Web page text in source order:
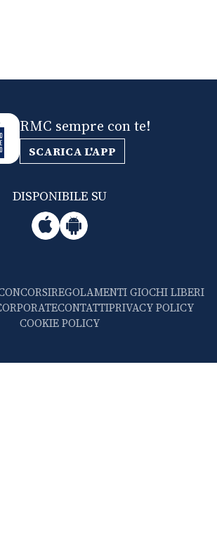
RMC sempre con te!
SCARICA L'APP
DISPONIBILE SU
REGOLAMENTI GIOCHI LIBERI
CONTATTIPRIVACY POLICY
COOKIE POLICY